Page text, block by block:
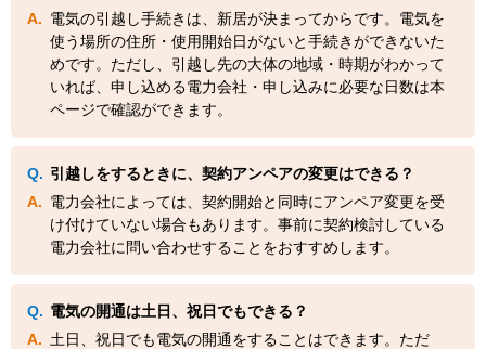
電気の引越し手続きは、新居が決まってからです。電気を
使う場所の住所・使用開始日がないと手続きができないた
めです。ただし、引越し先の大体の地域・時期がわかって
いれば、申し込める電力会社・申し込みに必要な日数は本
ページで確認ができます。
引越しをするときに、契約アンペアの変更はできる？
電力会社によっては、契約開始と同時にアンペア変更を受
け付けていない場合もあります。事前に契約検討している
電力会社に問い合わせすることをおすすめします。
電気の開通は土日、祝日でもできる？
土日、祝日でも電気の開通をすることはできます。ただ